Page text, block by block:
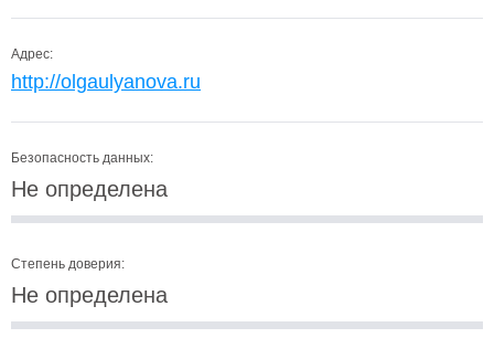
Адрес:
http://olgaulyanova.ru
Безопасность данных:
Не определена
Степень доверия:
Не определена